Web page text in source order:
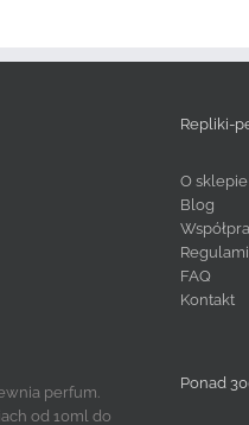
perfum.
od 10ml do
Repliki-
O sklepie
Blog
FAQ
Kontakt
Ponad